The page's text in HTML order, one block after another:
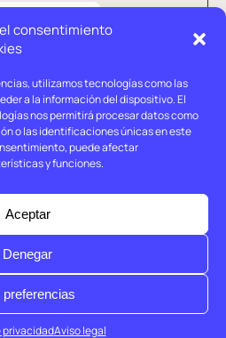
consentimiento
utilizamos tecnologías como las
a la información del dispositivo. El
nos permitirá procesar datos como
o las identificaciones únicas en este
puede afectar
y funciones.
Aceptar
Denegar
preferencias
privacidadAviso legal
2026
legal
de privacidad
de cookies